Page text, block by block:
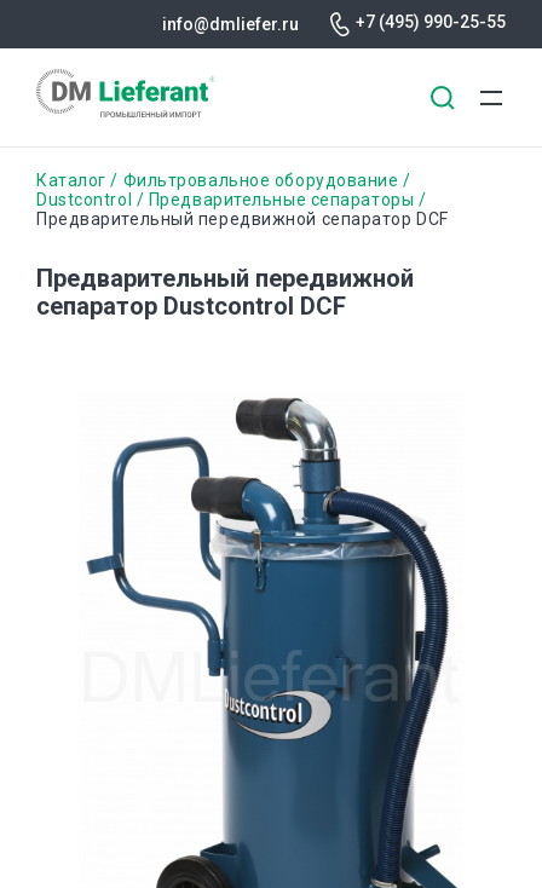
основному
info@dmliefer.ru +7 (495) 990-25-55
Строка
навигации
Каталог
Фильтровальное оборудование
Dustcontrol
Предварительные сепараторы
Предварительный передвижной сепаратор DCF
Предварительный передвижной
сепаратор Dustcontrol DCF